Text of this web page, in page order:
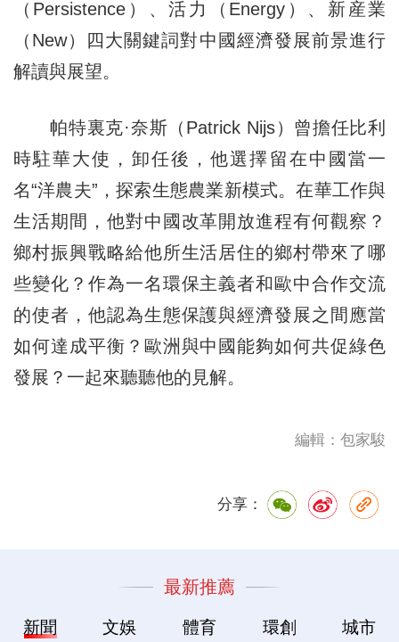
（Persistence）、活力（Energy）、新産業
（New）四大關鍵詞對中國經濟發展前景進行
解讀與展望。
帕特裏克·奈斯（Patrick Nijs）曾擔任比利
時駐華大使，卸任後，他選擇留在中國當一
名“洋農夫”，探索生態農業新模式。在華工作與
生活期間，他對中國改革開放進程有何觀察？
鄉村振興戰略給他所生活居住的鄉村帶來了哪
些變化？作為一名環保主義者和歐中合作交流
的使者，他認為生態保護與經濟發展之間應當
如何達成平衡？歐洲與中國能夠如何共促綠色
發展？一起來聽聽他的見解。
編輯：包家駿
分享：
最新推薦
新聞 文娛 體育 環創 城市